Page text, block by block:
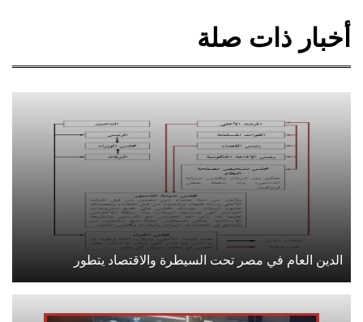
أخبار ذات صلة
الدين العام في مصر تحت السيطرة والاقتصاد يتطور